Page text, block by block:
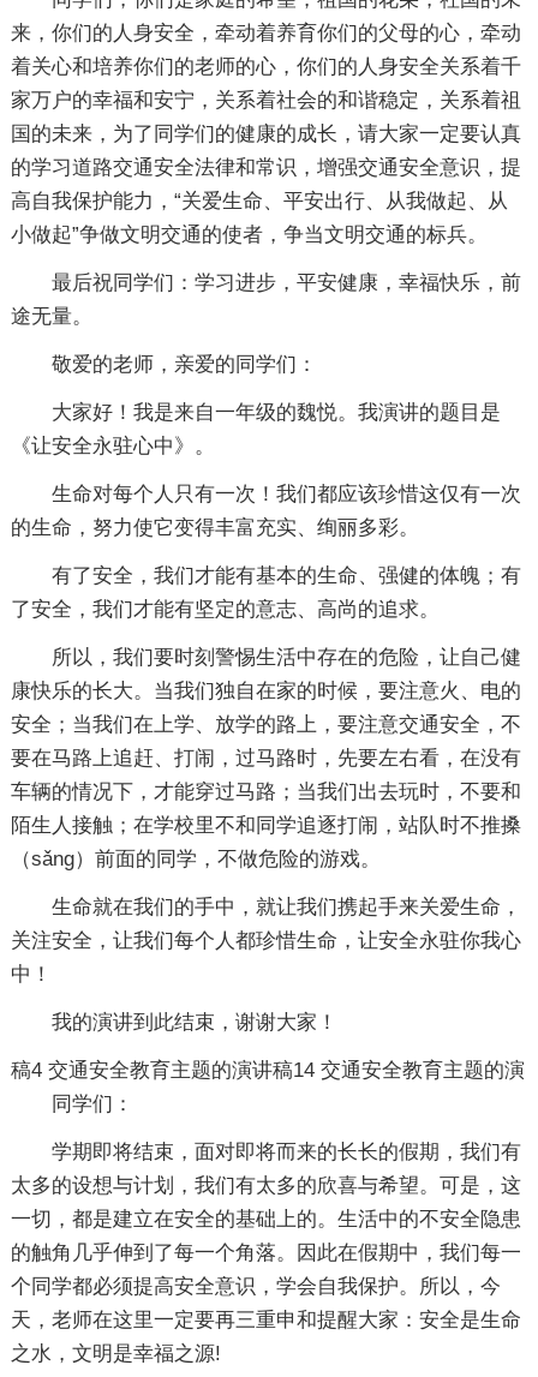
来，你们的人身安全，牵动着养育你们的父母的心，牵动
着关心和培养你们的老师的心，你们的人身安全关系着千
家万户的幸福和安宁，关系着社会的和谐稳定，关系着祖
国的未来，为了同学们的健康的成长，请大家一定要认真
的学习道路交通安全法律和常识，增强交通安全意识，提
高自我保护能力，“关爱生命、平安出行、从我做起、从
小做起”争做文明交通的使者，争当文明交通的标兵。
最后祝同学们：学习进步，平安健康，幸福快乐，前
途无量。
敬爱的老师，亲爱的同学们：
大家好！我是来自一年级的魏悦。我演讲的题目是
《让安全永驻心中》。
生命对每个人只有一次！我们都应该珍惜这仅有一次
的生命，努力使它变得丰富充实、绚丽多彩。
有了安全，我们才能有基本的生命、强健的体魄；有
了安全，我们才能有坚定的意志、高尚的追求。
所以，我们要时刻警惕生活中存在的危险，让自己健
康快乐的长大。当我们独自在家的时候，要注意火、电的
安全；当我们在上学、放学的路上，要注意交通安全，不
要在马路上追赶、打闹，过马路时，先要左右看，在没有
车辆的情况下，才能穿过马路；当我们出去玩时，不要和
陌生人接触；在学校里不和同学追逐打闹，站队时不推搡
（sǎng）前面的同学，不做危险的游戏。
生命就在我们的手中，就让我们携起手来关爱生命，
关注安全，让我们每个人都珍惜生命，让安全永驻你我心
中！
我的演讲到此结束，谢谢大家！
稿4
同学们：
学期即将结束，面对即将而来的长长的假期，我们有
太多的设想与计划，我们有太多的欣喜与希望。可是，这
一切，都是建立在安全的基础上的。生活中的不安全隐患
的触角几乎伸到了每一个角落。因此在假期中，我们每一
个同学都必须提高安全意识，学会自我保护。所以，今
天，老师在这里一定要再三重申和提醒大家：安全是生命
之水，文明是幸福之源!
交通安全教育主题的演讲稿14 交通安全教育主题的演